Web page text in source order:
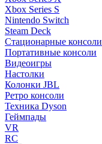
Xbox Series S
Nintendo Switch
Steam Deck
Стационарные консоли
Портативные консоли
Видеоигры
Настолки
Колонки JBL
Ретро консоли
Техника Dyson
Геймпады
VR
RC